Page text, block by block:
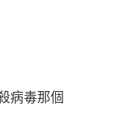
病毒那個